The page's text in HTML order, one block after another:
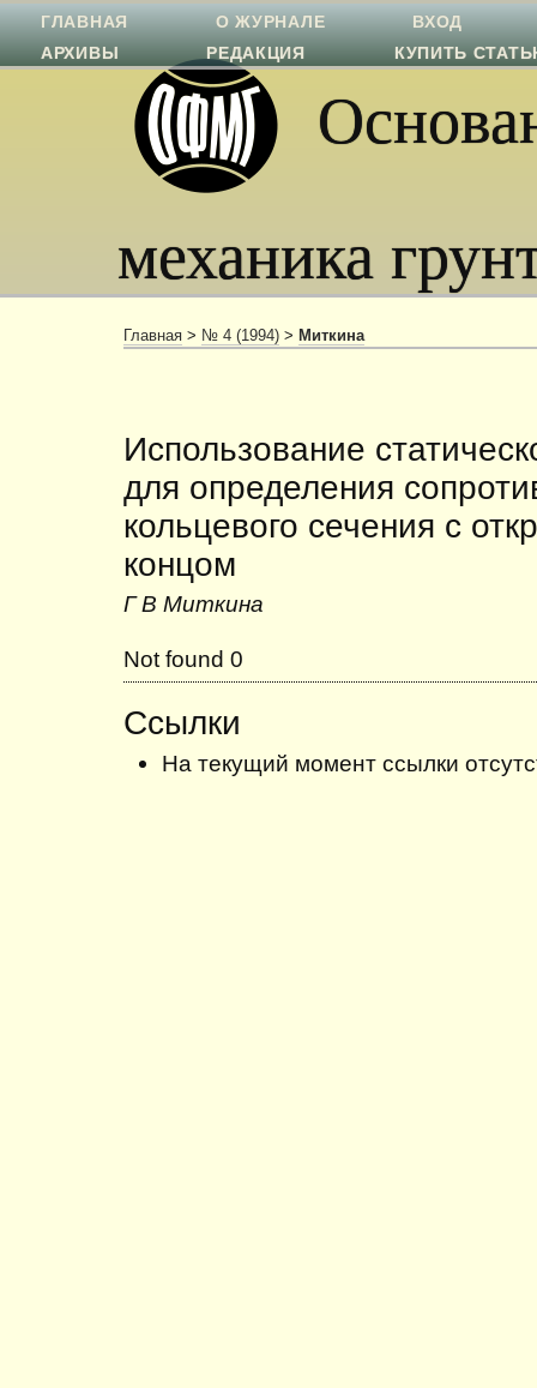
механика
ГЛАВНАЯ О ЖУРНАЛЕ
ВХОД
АРХИВЫ
РЕДАКЦИЯ КУПИТЬ
Главная > № 4 (1994) > Миткина
Использование
для определения
кольцевого сечения с
концом
Г В Миткина
Not found 0
Ссылки
На текущий момент ссылки